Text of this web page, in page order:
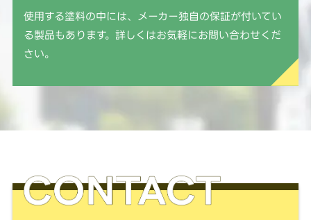
使用する塗料の中には、メーカー独自の保証が付いてい
る製品もあります。詳しくはお気軽にお問い合わせくだ
さい。